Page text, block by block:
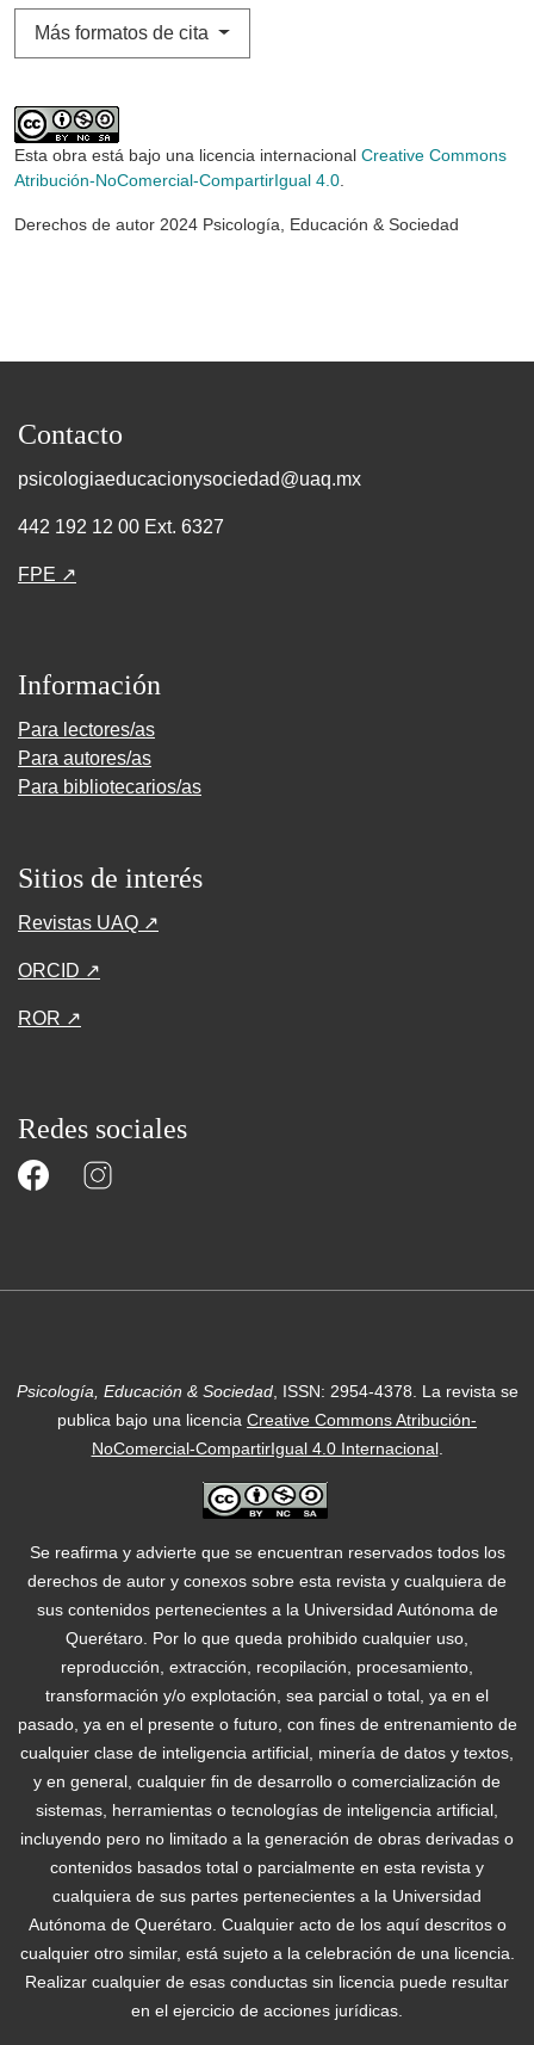
Más formatos de cita
Esta obra está bajo una licencia internacional Creative Commons
Atribución-NoComercial-CompartirIgual 4.0.
Derechos de autor 2024 Psicología, Educación & Sociedad
Contacto
psicologiaeducacionysociedad@uaq.mx
442 192 12 00 Ext. 6327
FPE ↗
Información
Para lectores/as
Para autores/as
Para bibliotecarios/as
Sitios de interés
Revistas UAQ ↗
ORCID ↗
ROR ↗
Redes sociales
Psicología, Educación & Sociedad, ISSN: 2954-4378. La revista se
publica bajo una licencia Creative Commons Atribución-
NoComercial-CompartirIgual 4.0 Internacional.
Se reafirma y advierte que se encuentran reservados todos los
derechos de autor y conexos sobre esta revista y cualquiera de
sus contenidos pertenecientes a la Universidad Autónoma de
Querétaro. Por lo que queda prohibido cualquier uso,
reproducción, extracción, recopilación, procesamiento,
transformación y/o explotación, sea parcial o total, ya en el
pasado, ya en el presente o futuro, con fines de entrenamiento de
cualquier clase de inteligencia artificial, minería de datos y textos,
y en general, cualquier fin de desarrollo o comercialización de
sistemas, herramientas o tecnologías de inteligencia artificial,
incluyendo pero no limitado a la generación de obras derivadas o
contenidos basados total o parcialmente en esta revista y
cualquiera de sus partes pertenecientes a la Universidad
Autónoma de Querétaro. Cualquier acto de los aquí descritos o
cualquier otro similar, está sujeto a la celebración de una licencia.
Realizar cualquier de esas conductas sin licencia puede resultar
en el ejercicio de acciones jurídicas.